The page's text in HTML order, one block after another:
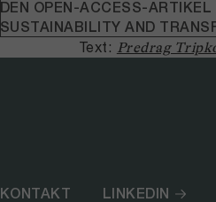
DEN OPEN-ACCESS-ARTIKEL
SUSTAINABILITY AND
Text: Predrag
KONTAKT
LINKEDIN